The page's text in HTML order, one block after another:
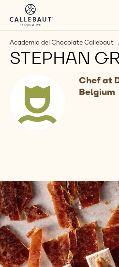
Skip to main content
Academia del Chocolate Callebaut
STEPHAN
Chef at
Belgium